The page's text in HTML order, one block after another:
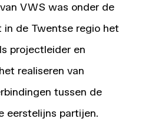
VWS was onder de
in de Twentse regio het
projectleider en
realiseren van
tussen de
eerstelijns partijen.